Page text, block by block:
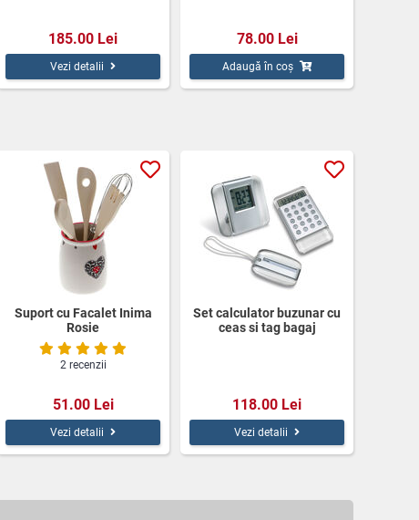
185.00 Lei
Vezi detalii
78.00 Lei
Adaugă în coș
Suport cu Facalet Inima
Rosie
2 recenzii
51.00 Lei
Vezi detalii
Set calculator buzunar cu
ceas si tag bagaj
118.00 Lei
Vezi detalii